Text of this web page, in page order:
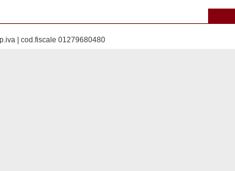
| cod.fiscale 01279680480